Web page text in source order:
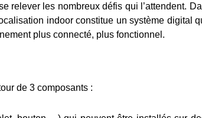
relever les nombreux défis qui l’attendent.
indoor constitue un système digital
plus connecté, plus fonctionnel.
de 3 composants :